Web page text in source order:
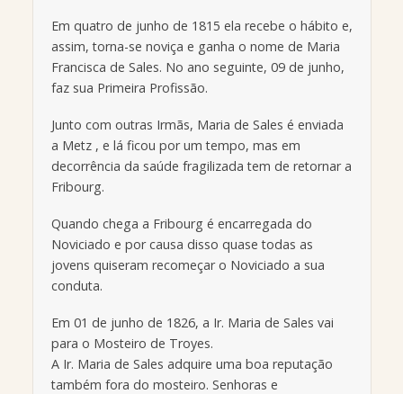
Em quatro de junho de 1815 ela recebe o hábito e,
assim, torna-se noviça e ganha o nome de Maria
Francisca de Sales. No ano seguinte, 09 de junho,
faz sua Primeira Profissão.
Junto com outras Irmãs, Maria de Sales é enviada
a Metz , e lá ficou por um tempo, mas em
decorrência da saúde fragilizada tem de retornar a
Fribourg.
Quando chega a Fribourg é encarregada do
Noviciado e por causa disso quase todas as
jovens quiseram recomeçar o Noviciado a sua
conduta.
Em 01 de junho de 1826, a Ir. Maria de Sales vai
para o Mosteiro de Troyes.
A Ir. Maria de Sales adquire uma boa reputação
também fora do mosteiro. Senhoras e